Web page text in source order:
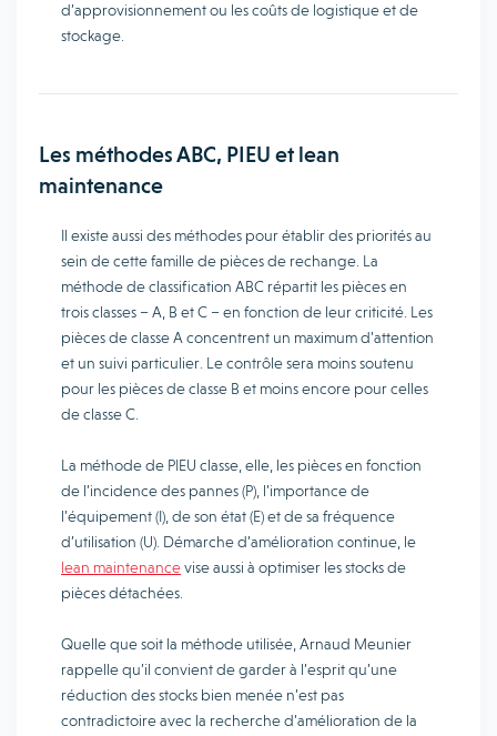
d’approvisionnement ou les coûts de logistique et de
stockage.
Les méthodes ABC, PIEU et lean
maintenance
Il existe aussi des méthodes pour établir des priorités au
sein de cette famille de pièces de rechange. La
méthode de classification ABC répartit les pièces en
trois classes – A, B et C – en fonction de leur criticité. Les
pièces de classe A concentrent un maximum d’attention
et un suivi particulier. Le contrôle sera moins soutenu
pour les pièces de classe B et moins encore pour celles
de classe C.
La méthode de PIEU classe, elle, les pièces en fonction
de l’incidence des pannes (P), l’importance de
l’équipement (I), de son état (E) et de sa fréquence
d’utilisation (U). Démarche d’amélioration continue, le
lean maintenancevise aussi à optimiser les stocks de
pièces détachées.
Quelle que soit la méthode utilisée, Arnaud Meunier
rappelle qu’il convient de garder à l’esprit qu’une
réduction des stocks bien menée n’est pas
contradictoire avec la recherche d’amélioration de la